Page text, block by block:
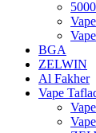
BGA
ZELWIN
Al Fakher
Vape